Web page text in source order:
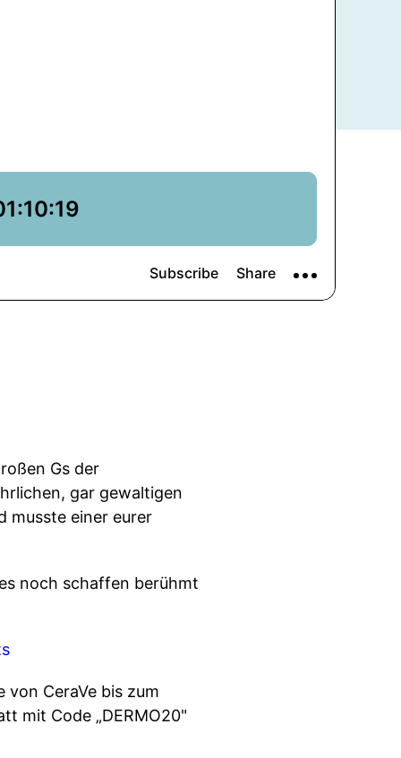
Gs der
gar gewaltigen
musste einer eurer
noch schaffen berühmt
CeraVe bis zum
mit Code „DERMO20"